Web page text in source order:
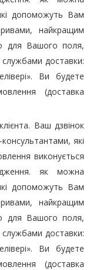
допоможуть Вам
найкращим
для Вашого поля,
доставки:
Ви будете
(доставка
Ваш дзвінок
які
виконується
як можна
допоможуть Вам
найкращим
для Вашого поля,
доставки:
Ви будете
(доставка